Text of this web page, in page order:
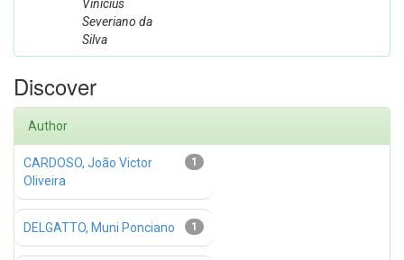
Vinicius
Severiano da
Silva
Discover
Author
1
CARDOSO, João Victor
Oliveira
1
DELGATTO, Muni Ponciano